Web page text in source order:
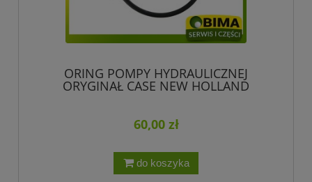
ORING POMPY HYDRAULICZNEJ
ORYGINAŁ CASE NEW HOLLAND
60,00 zł
do koszyka